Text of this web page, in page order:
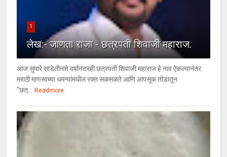
1
लेख:- जाणता राजा - छत्रपती शिवाजी महाराज.
आज सुमारे साडेतीनशे वर्षानंतरही छत्रपती शिवाजी महाराज हे नाव ऐकल्यानंतर
मराठी माणसाच्या धमन्यांमधील रक्त सळसळते आणि आपसूक तोंडातून
"छत्... Readmore